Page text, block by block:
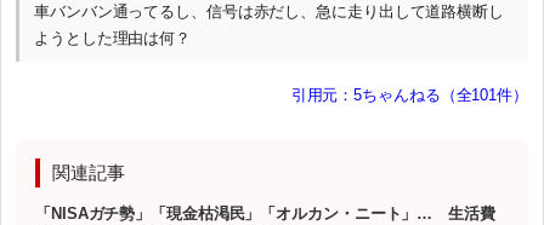
車バンバン通ってるし、信号は赤だし、急に走り出して道路横断し
ようとした理由は何？
引用元：5ちゃんねる（全101件）
関連記事
「NISAガチ勢」「現金枯渇民」「オルカン・ニート」… 生活費